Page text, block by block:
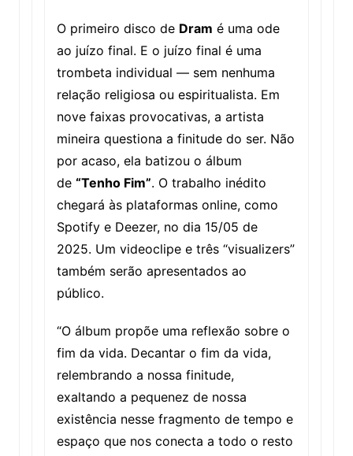
O primeiro disco de Dram é uma ode
ao juízo final. E o juízo final é uma
trombeta individual — sem nenhuma
relação religiosa ou espiritualista. Em
nove faixas provocativas, a artista
mineira questiona a finitude do ser. Não
por acaso, ela batizou o álbum
de “Tenho Fim”. O trabalho inédito
chegará às plataformas online, como
Spotify e Deezer, no dia 15/05 de
2025. Um videoclipe e três “visualizers”
também serão apresentados ao
público.
“O álbum propõe uma reflexão sobre o
fim da vida. Decantar o fim da vida,
relembrando a nossa finitude,
exaltando a pequenez de nossa
existência nesse fragmento de tempo e
espaço que nos conecta a todo o resto